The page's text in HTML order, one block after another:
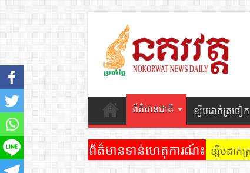
ព័ត៌មានជាតិ ខ្សឹបដាក់ត្រចៀក
ព័ត៌មានទាន់ហេតុការណ៍៖ ខ្សឹបដាក់